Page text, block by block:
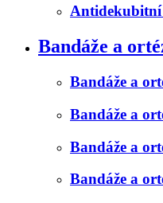
Bandáže a
Bandáže a
Bandáže a
Bandáže a
Bandáže a